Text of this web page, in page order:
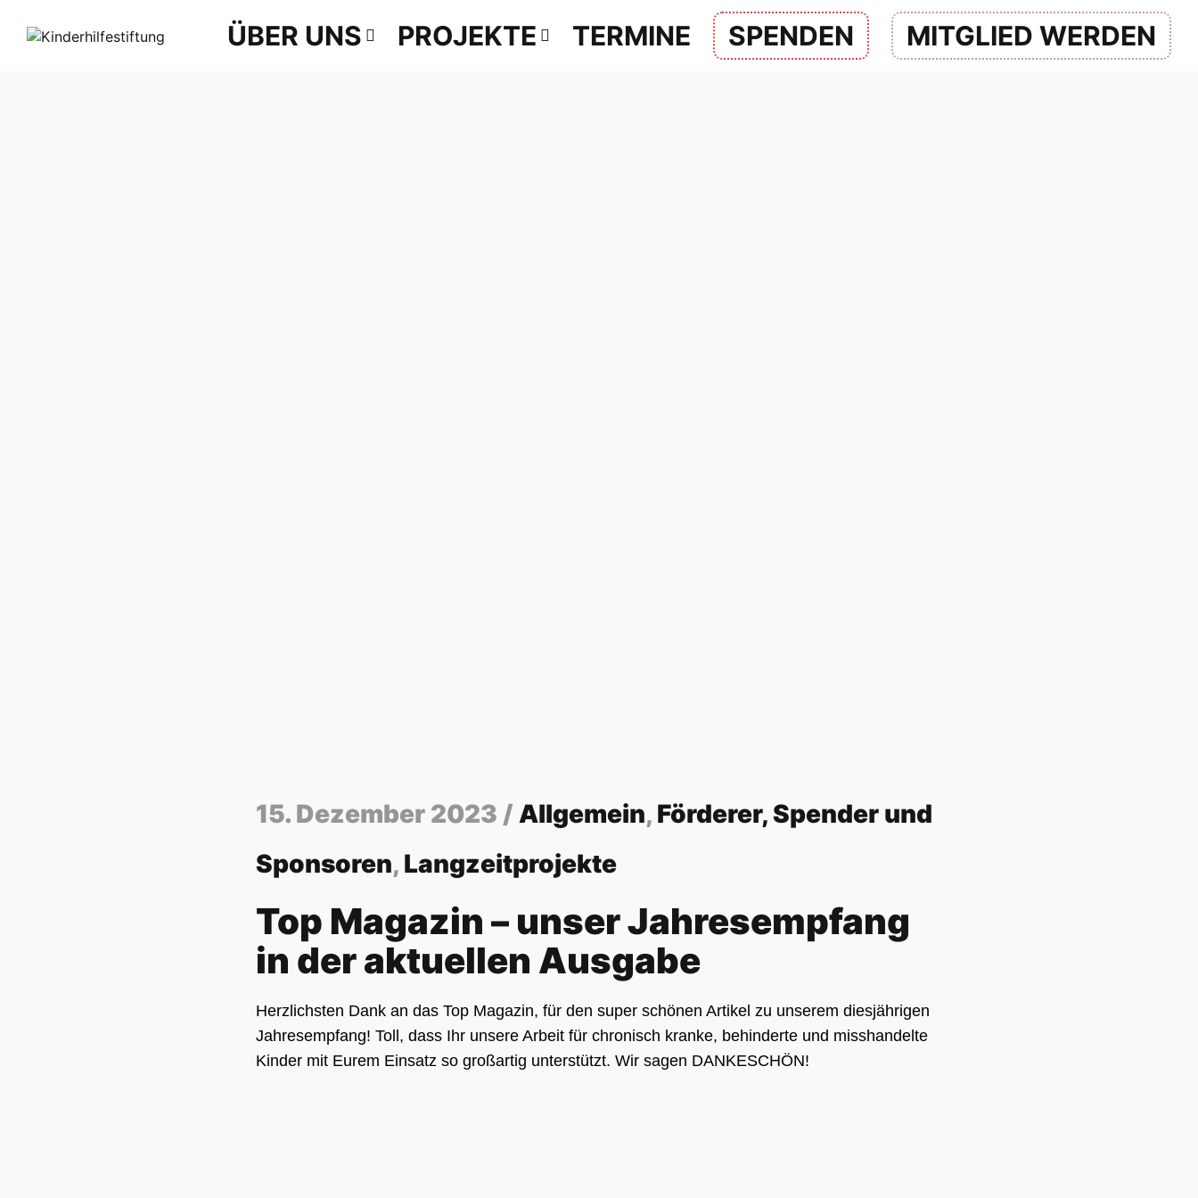
ÜBER UNS PROJEKTE TERMINE SPENDEN MITGLIED WERDEN
15. Dezember 2023 / Allgemein, Förderer, Spender und
Sponsoren, Langzeitprojekte
Top Magazin – unser Jahresempfang
in der aktuellen Ausgabe
Herzlichsten Dank an das Top Magazin, für den super schönen Artikel zu unserem diesjährigen
Jahresempfang! Toll, dass Ihr unsere Arbeit für chronisch kranke, behinderte und misshandelte
Kinder mit Eurem Einsatz so großartig unterstützt. Wir sagen DANKESCHÖN!